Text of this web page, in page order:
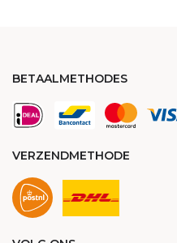
BETAALMETHODES
VERZENDMETHODE